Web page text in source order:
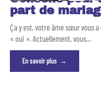
part de
Ça y est, votre âme sœur vous
« oui ». Actuellement, vous…
En savoir plus